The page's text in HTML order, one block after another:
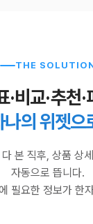
THE
·비교·추천
나의 위젯으
본 직후, 상품 상
자동으로 뜹니다.
필요한 정보가 한